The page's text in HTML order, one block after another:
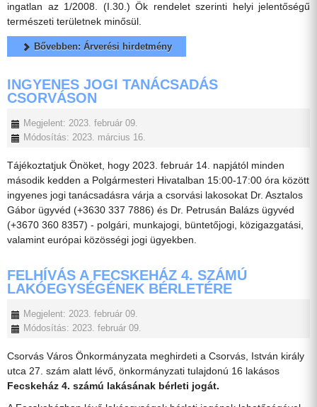
ingatlan az 1/2008. (I.30.) Ök rendelet szerinti helyi jelentőségű
természeti területnek minősül.
Bővebben: Árverési hirdetmény
INGYENES JOGI TANÁCSADÁS
CSORVÁSON
Megjelent: 2023. február 09.
Módosítás: 2023. március 16.
Tájékoztatjuk Önöket, hogy 2023. február 14. napjától minden
második kedden a Polgármesteri Hivatalban 15:00-17:00 óra között
ingyenes jogi tanácsadásra várja a csorvási lakosokat Dr. Asztalos
Gábor ügyvéd (+3630 337 7886) és Dr. Petrusán Balázs ügyvéd
(+3670 360 8357) - polgári, munkajogi, büntetőjogi, közigazgatási,
valamint európai közösségi jogi ügyekben.
FELHÍVÁS A FECSKEHÁZ 4. SZÁMÚ
LAKÓEGYSÉGÉNEK BÉRLETÉRE
Megjelent: 2023. február 09.
Módosítás: 2023. február 09.
Csorvás Város Önkormányzata meghirdeti a Csorvás, István király
utca 27. szám alatt lévő, önkormányzati tulajdonú 16 lakásos
Fecskeház 4. számú lakásának bérleti jogát.